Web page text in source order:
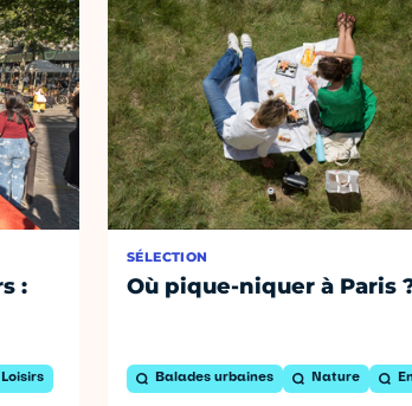
:
Loisirs
SÉLECTION
Où pique-niquer à Paris
Balades urbaines Nature